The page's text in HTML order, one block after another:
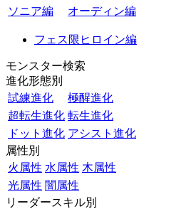
ソニア編
オーディン編
フェス限ヒロイン編
モンスター検索
進化形態別
試練進化
極醒進化
超転生進化 転生進化
ドット進化 アシスト進化
属性別
火属性 水属性 木属性
光属性 闇属性
リーダースキル別